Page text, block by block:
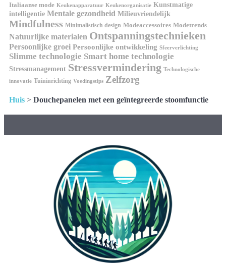
Italiaanse mode Keukenapparatuur Keukenorganisatie Kunstmatige
intelligentie Mentale gezondheid Milieuvriendelijk
Mindfulness Minimalistisch design Modeaccessoires Modetrends
Natuurlijke materialen Ontspanningstechnieken
Persoonlijke groei Persoonlijke ontwikkeling Sfeerverlichting
Slimme technologie Smart home technologie
Stressmanagement Stressvermindering Technologische
innovatie Tuininrichting Voedingstips Zelfzorg
Huis > Douchepanelen met een geïntegreerde stoomfunctie